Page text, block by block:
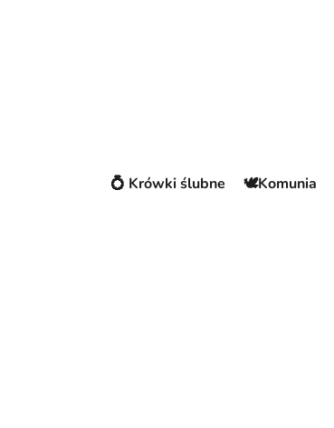
💍 Krówki ślubne 🕊️Komunia